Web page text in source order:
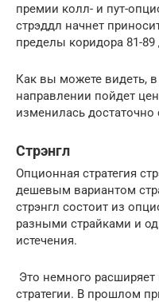
премии колл- и пут-
стрэддл начнет
пределы коридора 81-
Как вы можете видеть,
направлении пойдет
изменилась достаточно
Стрэнгл
Опционная стратегия
дешевым вариантом
стрэнгл состоит из
разными страйками и
истечения.
Это немного
стратегии. В прошлом